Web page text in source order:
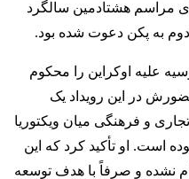
مراسم هشتادمین سالگرد
به پکن دعوت شده بود.
علیه اوکراین را محکوم
در این رویداد یک
و فرهنگی میان ویکتوریا
است. او تأکید کرد که این
نشده و صرفاً با هدف توسعه